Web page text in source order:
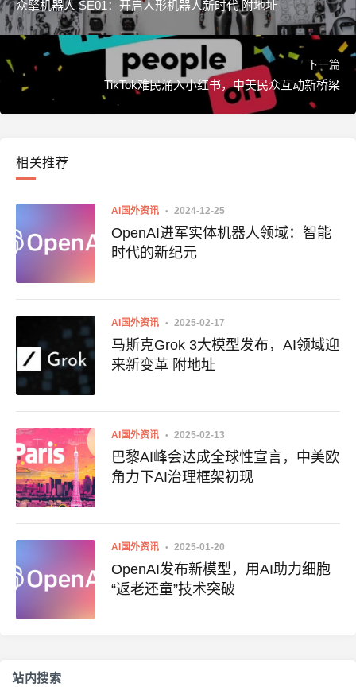
众擎机器人 SE01：开启人形机器人新时代 附地址
下一篇
TikTok难民涌入小红书，中美民众互动新桥梁
相关推荐
AI国外资讯 2024-12-25
OpenAI进军实体机器人领域：智能
时代的新纪元
AI国外资讯 2025-02-17
马斯克Grok 3大模型发布，AI领域迎
来新变革 附地址
AI国外资讯 2025-02-13
巴黎AI峰会达成全球性宣言，中美欧
角力下AI治理框架初现
AI国外资讯 2025-01-20
OpenAI发布新模型，用AI助力细胞
“返老还童”技术突破
站内搜索